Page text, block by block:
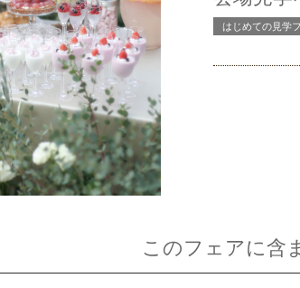
はじめての見学
このフェアに含